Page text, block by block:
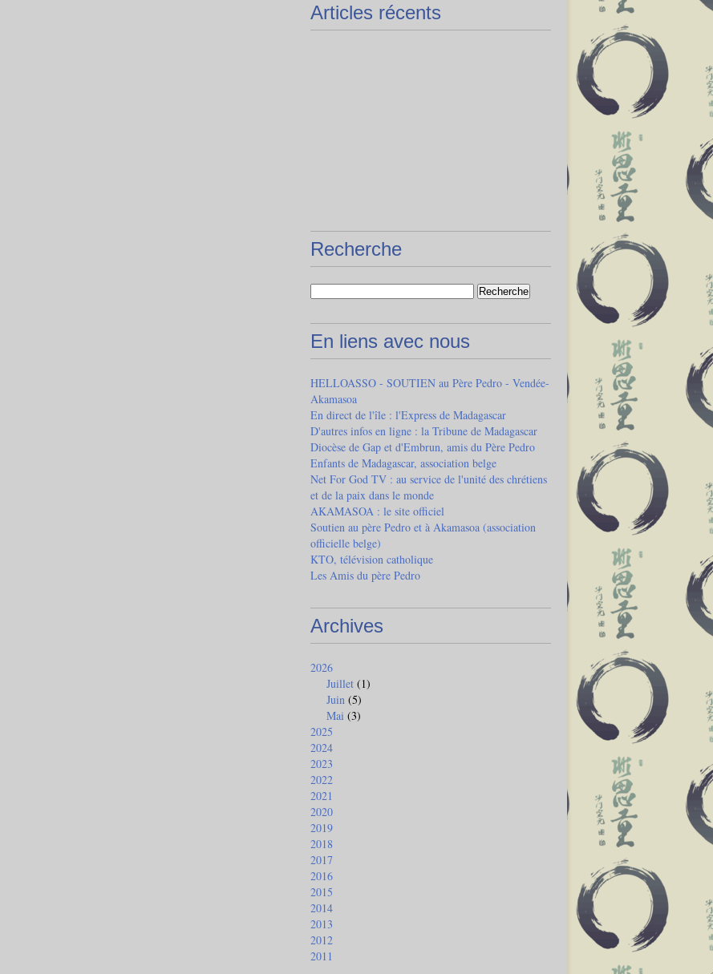
Articles récents
Recherche
En liens avec nous
HELLOASSO - SOUTIEN au Père Pedro - Vendée-
Akamasoa
En direct de l'île : l'Express de Madagascar
D'autres infos en ligne : la Tribune de Madagascar
Diocèse de Gap et d'Embrun, amis du Père Pedro
Enfants de Madagascar, association belge
Net For God TV : au service de l'unité des chrétiens
et de la paix dans le monde
AKAMASOA : le site officiel
Soutien au père Pedro et à Akamasoa (association
officielle belge)
KTO, télévision catholique
Les Amis du père Pedro
Archives
2026
Juillet (1)
Juin (5)
Mai (3)
2025
2024
2023
2022
2021
2020
2019
2018
2017
2016
2015
2014
2013
2012
2011